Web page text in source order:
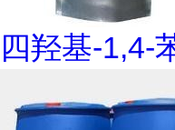
四羟基-1,4-